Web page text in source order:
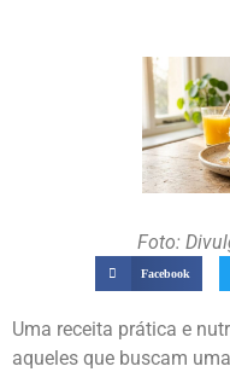
Foto:
Facebook
Uma receita prática e
aqueles que buscam